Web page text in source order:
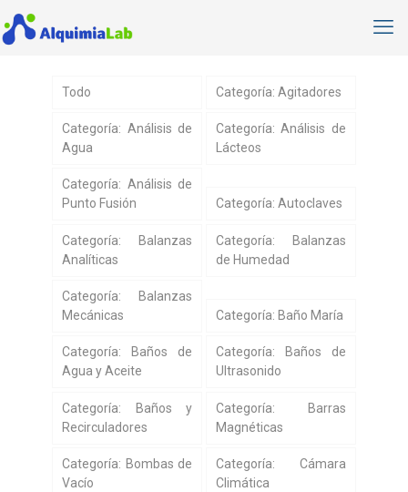
Todo Categoría: Agitadores
Categoría: Análisis de
Agua
Categoría: Análisis de
Lácteos
Categoría: Análisis de
Punto Fusión
Categoría: Autoclaves
Categoría: Balanzas
Analíticas
Categoría: Balanzas
de Humedad
Categoría: Balanzas
Mecánicas
Categoría: Baño María
Categoría: Baños de
Agua y Aceite
Categoría: Baños de
Ultrasonido
Categoría: Baños y
Recirculadores
Categoría: Barras
Magnéticas
Categoría: Bombas de
Vacío
Categoría: Cámara
Climática